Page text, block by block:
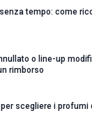
tempo: come
o line-up
rimborso
scegliere i profumi